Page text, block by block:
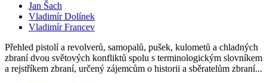
Jan Šach
Vladimír Dolínek
Vladimír Francev
Přehled pistolí a revolverů, samopalů, pušek, kulometů a chladných
zbraní dvou světových konfliktů spolu s terminologickým slovníkem
a rejstříkem zbraní, určený zájemcům o historii a sběratelům zbraní...